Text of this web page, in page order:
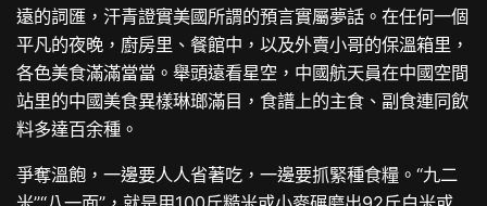
遠的詞匯，汗青證實美國所謂的預言實屬夢話。在任何一個
平凡的夜晚，廚房里、餐館中，以及外賣小哥的保溫箱里，
各色美食滿滿當當。舉頭遠看星空，中國航天員在中國空間
站里的中國美食異樣琳瑯滿目，食譜上的主食、副食連同飲
料多達百余種。
爭奪溫飽，一邊要人人省著吃，一邊要抓緊種食糧。“九二